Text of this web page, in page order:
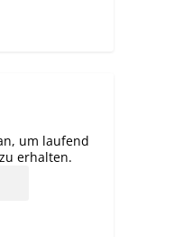
um laufend
erhalten.